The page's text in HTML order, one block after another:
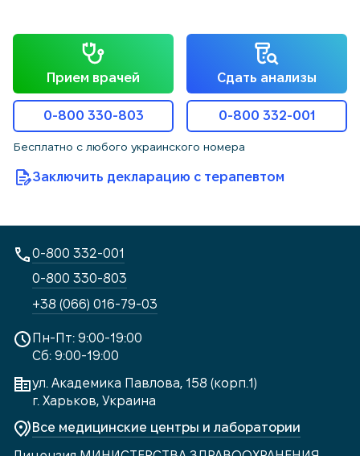
Прием врачей Сдать анализы
0-800 330-803 0-800 332-001
Бесплатно с любого украинского номера
Заключить декларацию с терапевтом
Пн-Пт: 9:00-19:00
Сб: 9:00-19:00
ул. Академика Павлова, 158 (корп.1)
г. Харьков, Украина
Все медицинские центры и лаборатории
0-800 332-001
0-800 330-803
+38 (066) 016-79-03